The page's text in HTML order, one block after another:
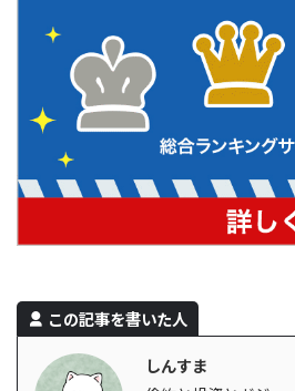
この記事を書いた人
しんすま